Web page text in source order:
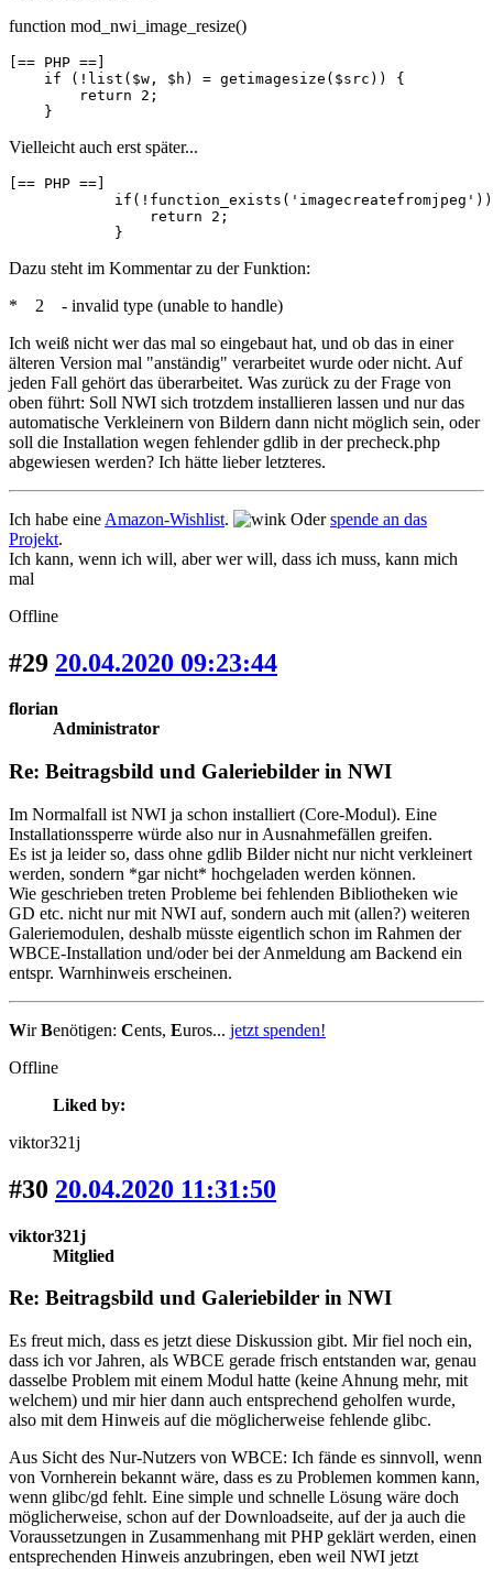
function mod_nwi_image_resize()
[== PHP ==]
    if (!list($w, $h) = getimagesize($src)) {
        return 2;
    }
Vielleicht auch erst später...
[== PHP ==]
                return 2;
            }
Dazu steht im Kommentar zu der Funktion:
* 2 - invalid type (unable to handle)
Ich weiß nicht wer das mal so eingebaut hat, und ob das in einer
älteren Version mal "anständig" verarbeitet wurde oder nicht. Auf
jeden Fall gehört das überarbeitet. Was zurück zu der Frage von
oben führt: Soll NWI sich trotzdem installieren lassen und nur das
automatische Verkleinern von Bildern dann nicht möglich sein, oder
soll die Installation wegen fehlender gdlib in der precheck.php
abgewiesen werden? Ich hätte lieber letzteres.
Ich habe eine Amazon-Wishlist. Oderspende an das
Projekt.
Ich kann, wenn ich will, aber wer will, dass ich muss, kann mich
mal
Offline
#29 20.04.2020 09:23:44
florian
Administrator
Re: Beitragsbild und Galeriebilder in NWI
Im Normalfall ist NWI ja schon installiert (Core-Modul). Eine
Installationssperre würde also nur in Ausnahmefällen greifen.
Es ist ja leider so, dass ohne gdlib Bilder nicht nur nicht verkleinert
werden, sondern *gar nicht* hochgeladen werden können.
Wie geschrieben treten Probleme bei fehlenden Bibliotheken wie
GD etc. nicht nur mit NWI auf, sondern auch mit (allen?) weiteren
Galeriemodulen, deshalb müsste eigentlich schon im Rahmen der
WBCE-Installation und/oder bei der Anmeldung am Backend ein
entspr. Warnhinweis erscheinen.
WirBenötigen: Cents, Euros... jetzt spenden!
Offline
Liked by:
viktor321j
#30 20.04.2020 11:31:50
viktor321j
Mitglied
Re: Beitragsbild und Galeriebilder in NWI
Es freut mich, dass es jetzt diese Diskussion gibt. Mir fiel noch ein,
dass ich vor Jahren, als WBCE gerade frisch entstanden war, genau
dasselbe Problem mit einem Modul hatte (keine Ahnung mehr, mit
welchem) und mir hier dann auch entsprechend geholfen wurde,
also mit dem Hinweis auf die möglicherweise fehlende glibc.
Aus Sicht des Nur-Nutzers von WBCE: Ich fände es sinnvoll, wenn
von Vornherein bekannt wäre, dass es zu Problemen kommen kann,
wenn glibc/gd fehlt. Eine simple und schnelle Lösung wäre doch
möglicherweise, schon auf der Downloadseite, auf der ja auch die
Voraussetzungen in Zusammenhang mit PHP geklärt werden, einen
entsprechenden Hinweis anzubringen, eben weil NWI jetzt